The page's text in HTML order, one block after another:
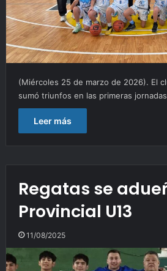
(Miércoles 25 de marzo de 2026). El
sumó triunfos en las primeras
Leer más
Regatas se
Provincial U13
11/08/2025